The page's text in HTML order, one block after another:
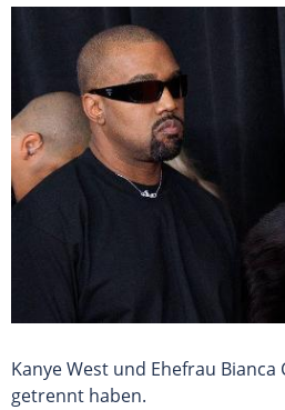
Kanye West und Ehefrau Bianca
getrennt haben.